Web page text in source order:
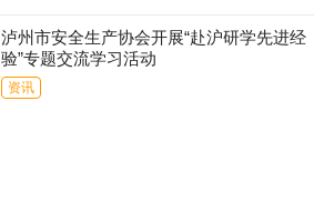
泸州市安全生产协会开展“赴沪研学先进经
验”专题交流学习活动
资讯